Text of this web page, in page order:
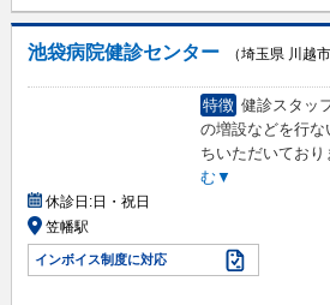
池袋病院健診センター
（埼玉県 川越市
特徴 健診スタッ
の増設などを行
ちいただいており
む▼
休診日:日・祝日
笠幡駅
インボイス制度に対応